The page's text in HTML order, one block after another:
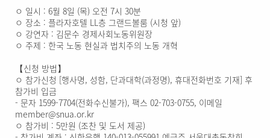
ㅇ 일시 : 6월 8일 (목) 오전 7시 30분
ㅇ 장소 : 플라자호텔 LL층 그랜드볼룸 (시청 앞)
ㅇ 강연자 : 김문수 경제사회노동위원장
ㅇ 주제 : 한국 노동 현실과 법치주의 노동 개혁
【신청 방법】
ㅇ 참가신청 [행사명, 성함, 단과대학(과정명), 휴대전화번호 기재] 후
참가비 입금
- 문자 1599-7704(전화수신불가), 팩스 02-703-0755, 이메일
member@snua.or.kr
ㅇ 참가비 : 5만원 (조찬 및 도서 제공)